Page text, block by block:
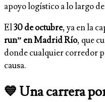
apoyo logístico a lo largo
El30 de octubre, ya en la
run” en Madrid Río, que
donde cualquier corredor
causa.
💙 Una carrera